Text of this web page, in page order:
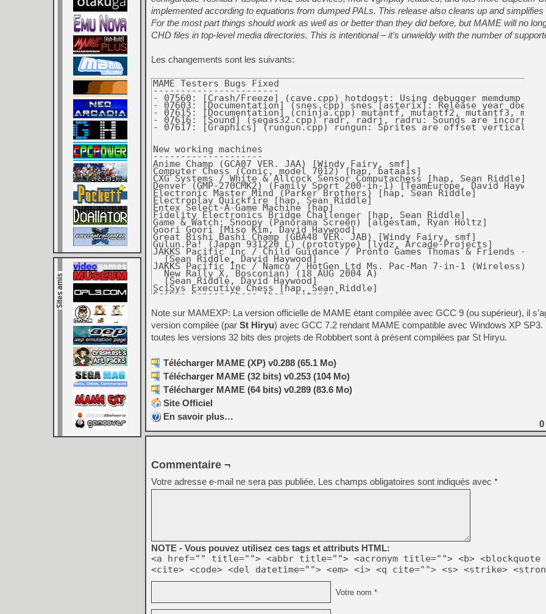
implemented according to equations from dumped PALs. This release also cleans up and
For the most part things should work as well as or better than they did before, but MAME will no
CHD files in top-level media directories. This is intentional – it’s unwieldy with the number of
Les changements sont les suivants:
MAME Testers Bugs Fixed
-----------------------
- 07560: [Crash/Freeze] (cave.cpp) hotdogst: Using debugger memdump command causes MAME to crash. (O. Galibert)
- 07603: [Documentation] (snes.cpp) snes [asterix]: Release year does not match title screen. (ArcadeShadow)
- 07615: [Documentation] (cninja.cpp) mutantf, mutantf2, mutantf3, mutantf4, deathbrd: Release years are incorrect. (jkburks)
- 07616: [Sound] (segas32.cpp) radr, radrj, radru: Sounds are incorrect. (Arzeno Fabrice)
- 07617: [Graphics] (rungun.cpp) rungun: Sprites are offset vertically. [sjy96525]


New working machines
--------------------
Anime Champ (GCA07 VER. JAA) [Windy Fairy, smf]
Computer Chess (Conic, model 7012) [hap, bataais]
CXG Systems / White & Allcock Sensor Computachess [hap, Sean Riddle]
Denver (GMP-270CMK2) (Family Sport 200-in-1) [TeamEurope, David Haywood]
Electronic Master Mind (Parker Brothers) [hap, Sean Riddle]
Electroplay Quickfire [hap, Sean Riddle]
Entex Select-A-Game Machine [hap]
Fidelity Electronics Bridge Challenger [hap, Sean Riddle]
Game & Watch: Snoopy (Panorama Screen) [algestam, Ryan Holtz]
Goori Goori [Miso Kim, David Haywood]
Great Bishi Bashi Champ (GBA48 VER. JAB) [Windy Fairy, smf]
Gulun.Pa! (Japan 931220 L) (prototype) [lydz, Arcade-Projects]
JAKKS Pacific Inc / Child Guidance / Pronto Games Thomas & Friends - Learning Circus Express (Sharp Cookie) (PAL, UK)
  [Sean Riddle, David Haywood]
JAKKS Pacific Inc / Namco / HotGen Ltd Ms. Pac-Man 7-in-1 (Wireless) (Ms. Pac-Man, Pole Position, Galaga, Xevious, Mappy,
  New Rally X, Bosconian) (18 AUG 2004 A)
  [Sean Riddle, David Haywood]
SciSys Executive Chess [hap, Sean Riddle]
SciSys Sensor Chess [hap, bataais]
Senario Double Dance Mania - Techno Light Edition [Seam Riddle, David Haywood, Peter Wilhelmsen, anonymous]
Senario Guitar Super Star: You Take The Stage [David Haywood, Sean Riddle, Peter Wilhelmsen, anonymous]
Shenzhen Soyin Electric Appliance Ind. Co., Ltd. Dance 2000 / Hot 2000 (Jin Bao TV Dancing Carpet, SY-2000-04)  [Sean Riddle, David Haywood]
Sony NWS-3260 [Patrick Mackinlay, Plamen Mihaylov]
Speed Race (Seletron / Olympia) [hap, f205v]
Spider-Man Super TV Air Jet (Lexibook Junior, JG6000SP) [TeamEurope]
Super Space Invader 2 (Entex, black version) [hap]
Tandy Corporation Sound Effects Chassis [hap, Kevin Horton]
Tech2Go / WayForward Teenage Mutant Ninja Turtles: Battle for the City [Sean Riddle, Kamaal Brown]


New working clones
------------------
Big Run (11th Rallye version, US?) [system11, CoolFox]
Cobra-Command (Japan, bootleg) [f205v]
CXG Systems / Newcrest Technology Portachess (1985 version) [hap, Sean Riddle]
DoDonPachi Dai-Ou-Jou (Japan, 2002.04.05 Master Ver, location test) [ShouTime]
Final Fight (bootleg with single OKI) [hammy, Boge, rtw, ekorz]
Front Line (AA1, 4 PCB version) [Joe Magiera, The Dumping Union]
G.I. Joe (US, UAA) [NeTaXe]
Galaxy X (bootleg of Galaxian) [Andrew Welburn]
Gun.Smoke (Germany, censored) [Saigononindou, Victor Fernandez (City Game), Jacinto Lozano]
HP 86B Opt 001 [F.Ulivi]
HP 86B Opt 004 [F.Ulivi]
Jumping Break (set 2) [Kevin Eshbach]
Jurassic 99 (Cadillacs and Dinosaurs bootleg with EM78P447AP) [TwistedTom]
Koutetsu Yousai Strahl (Japan, bootleg) [hammy, ekorz, rtw, kuze, E.M.G]
The Mah-jong (Japan, set 2) [ShouTime]
Metal Slug 5 (bootleg) [TwistedTom]
Mighty Monkey (U.Games bootleg) [f205v]
Moon Cresta (Nichibutsu USA, encrypted) [pacman70, Asayuki]
Pang! 3 (bootleg, set 3) [TwistedTom]
Perfect Billiard (bootleg) [f205v]
Pro Tennis (Japan) [ShouTime
Raiden Fighters 2 - Operation Hell Dive (Switzerland) [nnap]
Route 16 (Sun Electronics) [Guru]
Senario Guitar Super Star (red 'Gibson Flying V' style) [Sean Riddle, David Haywood, Peter Wilhelmsen, anonymous]
Space Invaders Part II (Taito, smaller ROMs) [PokeMAME]
Street Fighter II: The World Warrior (World 910411) [fluxcore]
Super Contra (set 2) [Victor Fernandez (City Game), ClawGrip]
T.A.N.K (bootleg, 8-way joystick) [Guru]
Touchmaster 5000 (v7.11 U.K.) [Muddymusic, Porchy, The Dumping Union]
Turbo (encrypted, program 1363-1365 rev C) [Digimon]
Vanguard (Germany) [Paul Swan]
Warriors of Fate (bootleg) [TwistedTom]
Warriors of Fate (bootleg with PIC16C57) [hammy, ekorz, rtw]
X-Men (4 Players ver UEB) [Joe Magiera, The Dumping Union]


Machines promoted to working
----------------------------
Crazy Kong (Gakken) [hap]
Lady Gum [Dirk Best]
Luxor Datorer AB ABC 802 [Curt Coder]
Milton Bradley Microvision [hap]
Professor Trivia (set 1) [Dirk Best, Ivan Vangelista]


Clones promoted to working
--------------------------
Atom (bootleg of Bombjack Twin) [Ivan Vangelista]
Professor Trivia (set 2) [Dirk Best, Ivan Vangelista]
Sangokushi II (bootleg) [TwistedTom]


New machines marked as NOT_WORKING
----------------------------------
Bandai Go! Go! Connie-chan! Asobou Mouse [Sean Riddle, David Haywood, Peter Wilhelmsen, gamehistory.org, anonymous]
Carol Vorderman's Sudoku Plug & Play TV Game (All in 1 / Play Vision) [Sean Riddle, David Haywood]
EuroPlay 2001 [Juan Romero, ClawGrip]
Happy Skill (Italy, V611IT) [caius, The Dumping Union]
JAKKS Pacific Inc / Handheld Games Ultimotion - Disney Fairies Sleeping Beauty & TinkerBell (JAKKS Pacific TV Game)
  [Sean Riddle, David Haywood, Peter Wilhelmsen, anonymous]
JAKKS Pacific Inc / HotGen Ltd Hannah Montana G2 Deluxe / High School Musical G2 Deluxe 2-in-1 (JAKKS Pacific TV Game)
  [Sean Riddle, David Haywood, Peter Wilhelmsen, anonymous]
JAKKS Pacific Inc / HotGen Ltd Sing Scene Pop (JAKKS Pacific TV Game) [Sean Riddle, David Haywood, Kev (FBN)]
LeapFrog Didj [David Haywood]
Master's Fury [Miso Kim, David Haywood]
Montana Super Draw (4436-05, U5-0) [Brian Troha, The Dumping Union]
Pacman BALL (PMB2 Ver.A.) [Muddymusic, Porchy]
Roland JV-880 Multi Timbral Synthesizer Module [DBWBP]
Roland MC-300 Micro Composer [DBWBP]
Roland MC-50 Micro Composer [DBWBP]
Roland MC-50mkII Micro Composer [DBWBP]
Roland RA-30 Realtime Arranger [DBWBP]
Roland S-10 Digital Sampling Keyboard [DBWBP]
Roland S-220 Digital Sampler [DBWBP]
Roland S-50 Digital Sampling Keyboard [DBWBP]
Roland SoundCanvas SC-88VL [DBWBP]
Roland U-20 RS-PCM Keyboard [DBWBP]
Roland U-220 RS-PCM Sound Module [DBWBP]
Roland W-30 Music Workstation [DBWBP]
Saitek Kasparov Galileo [hap, Berger]
Saitek Kasparov Renaissance (set 1) [hap, Berger]
SciSys Kasparov Leonardo (set 1) [hap, Berger]
Scorpion DX [ArcadeHacker, ClawGrip, Rampa, Recreativas.org]
Sony NWS-1580 [Bitsavers, Patrick Mackinlay]
TV Station (VTech, Spain) [Sean Riddle, ClawGrip]
unknown Recreativos Franco slot machine [jordigahan]
Yamaha TX81Z FM Tone Generator [DBWBP]


New clones marked as NOT_WORKING
--------------------------------
Alligator Hunt (protected, prototype?) [jordigahan, Heckler]
Crazy Bonus 2002 (Ver. 1, set 3) [Ioannis Bampoulas]
Frantic Fred (Release 2) [Brian Troha, The Dumping Union]
Mario Kart Arcade GP (Japan, MKA1 Ver.C, update) [xuserv]
NCR Class 3433 [rfka01]
Olivetti Prodest PC 1 [Carl, rfka01]
Roland MKS-100 Digital Sampler [DBWBP]
Roland S-550 Digital Sampler [DBWBP]
Saitek Kasparov Renaissance (set 2) [hap, Berger]
Samsung Deskmaster 286-12 [rfka01]
Schneider Rundfunkwerke AG Euro AT [rfka01]
SciSys Kasparov Leonardo (set 2) [hap, Berger]
Siemens PG 750 [rfka01]
Siemens PG-750 486 EISA [rfka01]
Striker Xtreme (1.00) [PinMAME]
Zenith Data Systems Z-248 [rfka01]


New working software list additions
-----------------------------------
apple2_flop_clcracked:
  The Latin Hangman (Revision 1004) (cleanly cracked), The Sea Voyagers (cleanly cracked),
  The Wreck of the BSM Pandora (cleanly cracked) [4am, Firehawke]
  Minerals of North Dakota (Version 1.0) (cleanly cracked),
  North Dakota Cities With Population 500 and Above (Version 1.0) (cleanly cracked),
  North Dakota Cities with Population Under 500 (Version 1.0) (cleanly cracked),
  North Dakota Counties (Version 1.0) (cleanly cracked), North Dakota Explorers (Version 1.0) (cleanly cracked),
  North Dakota Indian Tribes (Version 1.0) (cleanly cracked),
  North Dakota Parks and Historical Sites (Version 1.0) (cleanly cracked), North Dakota Plants (Version 1.0) (cleanly cracked),
  North Dakota Pride (Version 1.0) (cleanly cracked), North Dakota Symbols (Version 1.0) (cleanly cracked),
  North Dakota U.S. Senators and Representatives (Version 1.0) (cleanly cracked),
  North Dakota Wildlife (Version 1.0) (cleanly cracked), Notable People of North Dakota (Version 1.0) (cleanly cracked)
  [Frank Cifaldi, 4am, Firehawke]
apple2_flop_orig:
  816/Paint (Version 3.1), ABM, Alien Munchies, Aliens, The Bard's Tale III: The Thief of Fate, Crosscountry California,
  Hobgoblin's Revenge, John Madden Football, Kampfgruppe (Version 1.0), Lady Tut, The Latin Hangman (Revision 1004),
  Merlin's Castle, Meteoroids in Space, Microbe, Mines of Titan, Super Huey, Terrapin Logo Plus (Version 1.1),
  Tink!Tonk! Tonk in the Land of the Buddy-Bots, Typhoon of Steel (Version 1.0), Who Stole Cinderella's Slipper? (Version 2.0),
  Wild West Math Level 4, Will O The Wisp [4am, Firehawke]
bbcm_cart: Master Smart Cartridge v2 [Nigel Barnes]
c64_cass:
  Alice in Videoland, Boulder Dash 4, Collapse, Gemini Wing, Grandmaster Chess, The Greed Monster, Hacker II, Head Over Heels,
  James Pond 2: RoboCod, Kettle, Master Chess, Micro Rhythm, Midnight Resistance, Pulse Warrior, Realm, Summer Camp, Tetris
  [c64tapes.org, Zoë Blade]
cgenie_cass: BängBäng - 2 player gun fight, Colour-Assembler NE555 timer chip information and calculator [Jürgen Buchmüller]
dai_cass: De Acrobaten (NL) [Robbbert]
entex_sag:
  Baseball 4, Pinball [hap]
  Football 4 [hap, Sean Riddle]
  Space Invader 2 [hap, Kevin Horton]
fmtowns_cd:
  The 4th Unit 5 - D-Again (Demo), Air Warrior V2.1L10, Ed Bogas' Music Machine, Ehon Writer - Denshi Ehon - Aesop World Dai-1-shuu,
  Gadget - Invention, Travel, & Adventure, GEdit Towns, HomeStudio V1.2L10, Hyper Address (HMB-106), Kanji Land 3-nen, Kid Pix Jr.,
  Kotoba Asobi - CDView HiP Catch, Lord of the Rings, Vol. I, Master CD - Install Model-you, My Fair
Note sur MAMEXP: La version officielle de MAME étant compilée avec GCC 9 (ou supérieur), il
version compilée (par St Hiryu) avec GCC 7.2 rendant MAME compatible avec Windows XP SP3.
toutes les versions 32 bits des projets de Robbbert sont à présent compilées par St Hiryu.
Télécharger MAME (XP) v0.288 (65.1 Mo)
Télécharger MAME (32 bits) v0.253 (104 Mo)
Télécharger MAME (64 bits) v0.289 (83.6 Mo)
Site Officiel
En savoir plus…
0
Commentaire ¬
Votre adresse e-mail ne sera pas publiée. Les champs obligatoires sont indiqués avec *
NOTE - Vous pouvez utilisez ces tags et attributs HTML:
<a href="" title=""> <abbr title=""> <acronym title=""> <b> <blockquote
<cite> <code> <del datetime=""> <em> <i> <q cite=""> <s> <strike>
Votre nom *